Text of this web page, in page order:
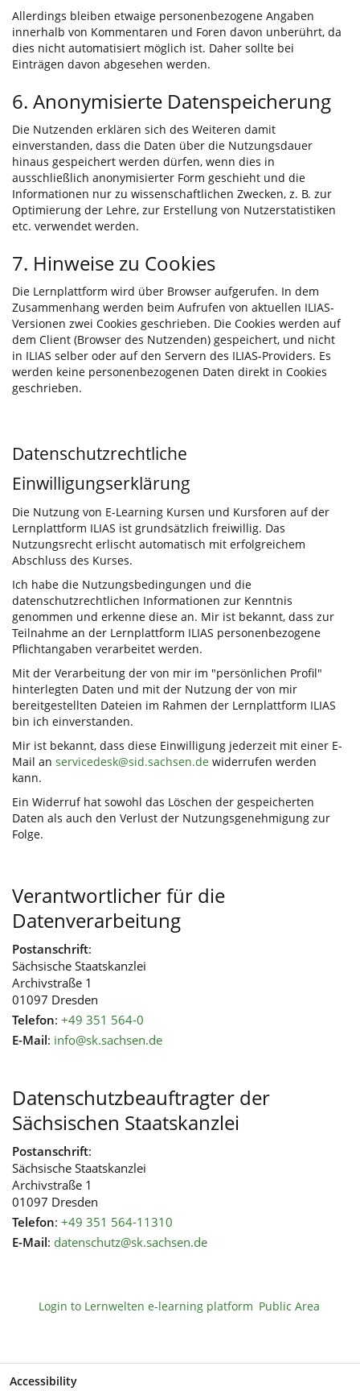
Allerdings bleiben etwaige personenbezogene Angaben
innerhalb von Kommentaren und Foren davon unberührt, da
dies nicht automatisiert möglich ist. Daher sollte bei
Einträgen davon abgesehen werden.
6. Anonymisierte Datenspeicherung
Die Nutzenden erklären sich des Weiteren damit
einverstanden, dass die Daten über die Nutzungsdauer
hinaus gespeichert werden dürfen, wenn dies in
ausschließlich anonymisierter Form geschieht und die
Informationen nur zu wissenschaftlichen Zwecken, z. B. zur
Optimierung der Lehre, zur Erstellung von Nutzerstatistiken
etc. verwendet werden.
7. Hinweise zu Cookies
Die Lernplattform wird über Browser aufgerufen. In dem
Zusammenhang werden beim Aufrufen von aktuellen ILIAS-
Versionen zwei Cookies geschrieben. Die Cookies werden auf
dem Client (Browser des Nutzenden) gespeichert, und nicht
in ILIAS selber oder auf den Servern des ILIAS-Providers. Es
werden keine personenbezogenen Daten direkt in Cookies
geschrieben.
Datenschutzrechtliche
Einwilligungserklärung
Die Nutzung von E-Learning Kursen und Kursforen auf der
Lernplattform ILIAS ist grundsätzlich freiwillig. Das
Nutzungsrecht erlischt automatisch mit erfolgreichem
Abschluss des Kurses.
Ich habe die Nutzungsbedingungen und die
datenschutzrechtlichen Informationen zur Kenntnis
genommen und erkenne diese an. Mir ist bekannt, dass zur
Teilnahme an der Lernplattform ILIAS personenbezogene
Pflichtangaben verarbeitet werden.
Mit der Verarbeitung der von mir im "persönlichen Profil"
hinterlegten Daten und mit der Nutzung der von mir
bereitgestellten Dateien im Rahmen der Lernplattform ILIAS
bin ich einverstanden.
Mir ist bekannt, dass diese Einwilligung jederzeit mit einer E-
Mail an servicedesk@sid.sachsen.de widerrufen werden
kann.
Ein Widerruf hat sowohl das Löschen der gespeicherten
Daten als auch den Verlust der Nutzungsgenehmigung zur
Folge.
Verantwortlicher für die
Datenverarbeitung
Postanschrift:
Sächsische Staatskanzlei
Archivstraße 1
01097 Dresden
Telefon: +49 351 564-0
E-Mail: info@sk.sachsen.de
Datenschutzbeauftragter der
Sächsischen Staatskanzlei
Postanschrift:
Sächsische Staatskanzlei
Archivstraße 1
01097 Dresden
Telefon: +49 351 564-11310
E-Mail: datenschutz@sk.sachsen.de
Login to Lernwelten e-learning platform Public Area
Accessibility